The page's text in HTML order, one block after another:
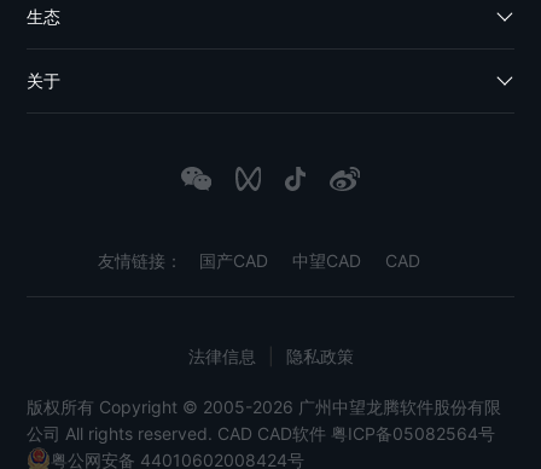
生态
关于
友情链接： 国产CAD 中望CAD CAD
版权所有 Copyright © 2005-2026 广州中望龙腾软件股份有限
公司 All rights reserved. CAD CAD软件 粤ICP备05082564号
粤公网安备 44010602008424号
法律信息 隐私政策